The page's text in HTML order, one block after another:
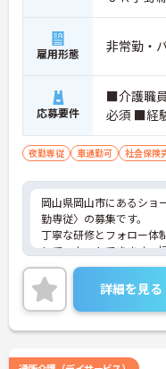
雇用形態 非常勤・
応募要件
■介護職
必須 ■経
夜勤専従 車通勤可 社会保険
岡山県岡山市にあるショ
勤専従〉の募集です。
丁寧な研修とフォロー体
してスタートできます。
は嬉しいポイントです◎
こちらの求人にご興味が
ントもお伝えしますので
ます。
詳細を見る